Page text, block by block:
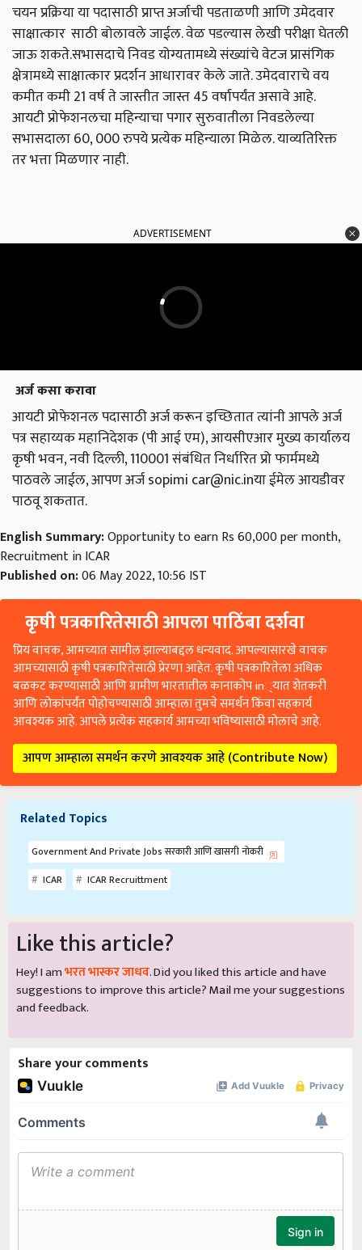
चयन प्रक्रिया या पदासाठी प्राप्त अर्जाची पडताळणी आणि उमेदवार
साक्षात्कार ‌ साठी बोलावले जाईल. वेळ पडल्यास लेखी परीक्षा घेतली
जाऊ शकते.सभासदाचे निवड योग्यतामध्ये संख्यांचे ‌वेटज‌ प्रासंगिक
क्षेत्रामध्ये साक्षात्कार प्रदर्शन आधारावर केले जाते. उमेदवाराचे वय
कमीत कमी 21 वर्ष ते जास्तीत जास्त 45 वर्षापर्यंत असावे आहे.
आयटी प्रोफेशनलचा महिन्याचा ‌पगार सुरुवातीला निवडलेल्या
सभासदाला 60, 000 रुपये ‌प्रत्येक महिन्याला मिळेल. याव्यतिरिक्त
तर भत्ता मिळणार नाही.
ADVERTISEMENT
अर्ज कसा करावा
आयटी प्रोफेशनल पदासाठी अर्ज करून इच्छितात त्यांनी आपले अर्ज
पत्र सहाय्यक महानिदेशक ‌(पी आई एम), आयसीएआर मुख्य कार्यालय
कृषी भवन, नवी दिल्ली, 110001 संबंधित निर्धारित ‌प्रो ‌फार्ममध्ये
पाठवले जाईल, आपण‌ अर्ज sopimi car@nic.inया ईमेल आयडीवर
पाठवू शकतात.
English Summary:Opportunity to earn Rs 60,000 per month,
Recruitment in ICAR
Published on:06 May 2022, 10:56 IST
कृषी पत्रकारितेसाठी आपला पाठिंबा दर्शवा
प्रिय वाचक, आमच्यात सामील झाल्याबद्दल धन्यवाद. आपल्यासारखे वाचक
आमच्यासाठी कृषी पत्रकारितेसाठी प्रेरणा आहेत. कृषी पत्रकारितेला अधिक
बळकट करण्यासाठी आणि ग्रामीण भारतातील कानाकोप in्यात शेतकरी
आणि लोकांपर्यंत पोहोचण्यासाठी आम्हाला तुमचे समर्थन किंवा सहकार्य
आवश्यक आहे. आपले प्रत्येक सहकार्य आमच्या भविष्यासाठी मोलाचे आहे.
आपण आम्हाला समर्थन करणे आवश्यक आहे (Contribute Now)
Related Topics
Government And Private Jobs सरकारी आणि खासगी नोकरी
ICAR
ICAR Recruittment
Like this article?
Hey! I amभरत भास्कर जाधव. Did you liked this article and have
suggestions to improve this article?Mailme your suggestions
and feedback.
Share your comments